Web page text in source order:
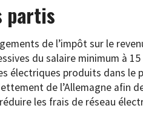
partis
de l’impôt sur le
du salaire minimum à
électriques produits dans le
de l’Allemagne afin
les frais de réseau